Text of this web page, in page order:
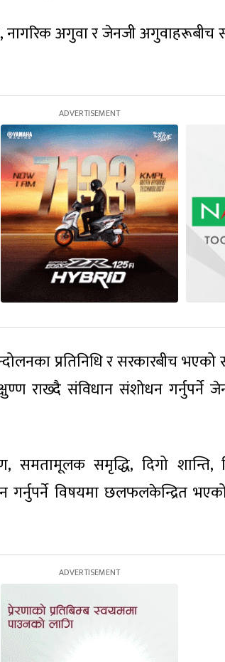
नागरिक अगुवा र जेनजी अगुवाहरूबीच
प्रतिनिधि र सरकारबीच भएको
राख्दै संविधान संशोधन गर्नुपर्ने
समतामूलक समृद्धि, दिगो शान्ति,
गर्नुपर्ने विषयमा छलफलकेन्द्रित